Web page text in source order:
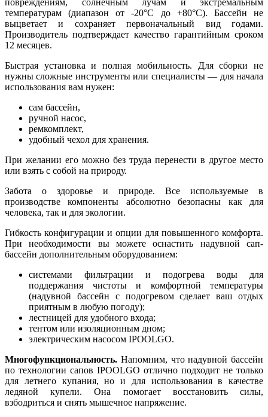
повреждениям, солнечным лучам и экстремальным
температурам (диапазон от -20°C до +80°C). Бассейн не
выцветает и сохраняет первоначальный вид годами.
Производитель подтверждает качество гарантийным сроком
12 месяцев.
Быстрая установка и полная мобильность. Для сборки не
нужны сложные инструменты или специалисты — для начала
использования вам нужен:
сам бассейн,
ручной насос,
ремкомплект,
удобный чехол для хранения.
При желании его можно без труда перенести в другое место
или взять с собой на природу.
Забота о здоровье и природе. Все используемые в
производстве компоненты абсолютно безопасны как для
человека, так и для экологии.
Гибкость конфигурации и опции для повышенного комфорта.
При необходимости вы можете оснастить надувной сап-
бассейн дополнительным оборудованием:
системами фильтрации и подогрева воды для
поддержания чистоты и комфортной температуры
(надувной бассейн с подогревом сделает ваш отдых
приятным в любую погоду);
лестницей для удобного входа;
тентом или изоляционным дном;
электрическим насосом IPOOLGO.
Многофункциональность. Напомним, что надувной бассейн
по технологии сапов IPOOLGO отлично подходит не только
для летнего купания, но и для использования в качестве
ледяной купели. Она помогает восстановить силы,
взбодриться и снять мышечное напряжение.